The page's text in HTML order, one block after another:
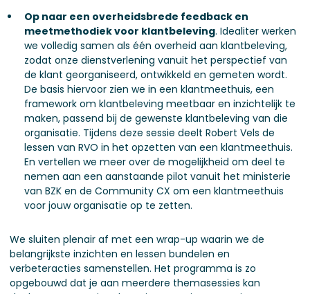
Op naar een overheidsbrede feedback en
meetmethodiek voor klantbeleving. Idealiter werken
we volledig samen als één overheid aan klantbeleving,
zodat onze dienstverlening vanuit het perspectief van
de klant georganiseerd, ontwikkeld en gemeten wordt.
De basis hiervoor zien we in een klantmeethuis, een
framework om klantbeleving meetbaar en inzichtelijk te
maken, passend bij de gewenste klantbeleving van die
organisatie. Tijdens deze sessie deelt Robert Vels de
lessen van RVO in het opzetten van een klantmeethuis.
En vertellen we meer over de mogelijkheid om deel te
nemen aan een aanstaande pilot vanuit het ministerie
van BZK en de Community CX om een klantmeethuis
voor jouw organisatie op te zetten.
We sluiten plenair af met een wrap-up waarin we de
belangrijkste inzichten en lessen bundelen en
verbeteracties samenstellen. Het programma is zo
opgebouwd dat je aan meerdere themasessies kan